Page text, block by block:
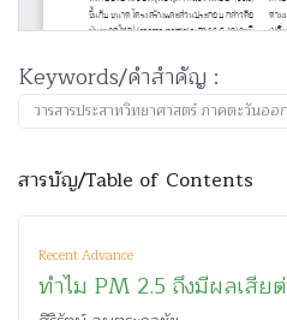
Keywords/คำสำคัญ :
วารสารประสาทวิทยาศาสตร์ ภาคตะวันออ
สารบัญ/Table of Contents
Recent Advance
ทำไม PM 2.5 ถึงมีผลเสีย